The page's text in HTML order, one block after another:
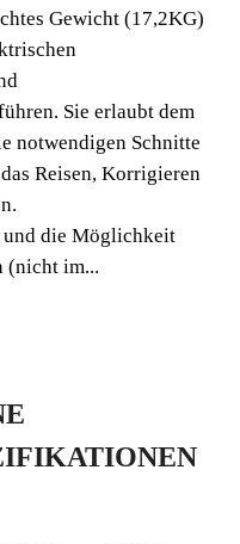
MIT
ist
(1.2 HP). Seine kleine
(17,2KG) machen ihn
EIT
Gewicht (17,2KG)
Sie erlaubt dem
notwendigen Schnitte
Reisen, Korrigieren
und die Möglichkeit
(nicht im...